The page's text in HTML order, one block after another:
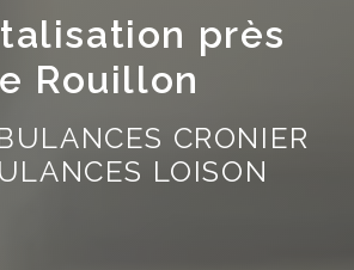
près
Rouillon
CRONIER
LOISON